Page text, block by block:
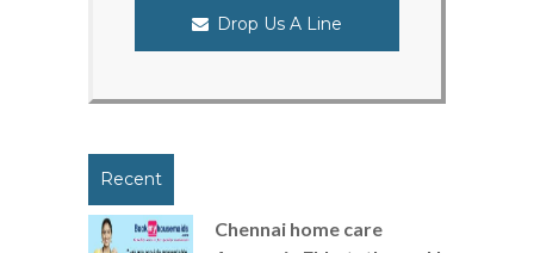
Drop Us A Line
Recent
Chennai home care